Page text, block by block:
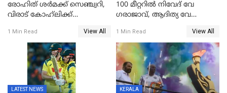
രോഹിത് ശർമക്ക് സെഞ്ച്വറി,
വിരാട് കോഹ്‍ലിക്ക്
മുൻനായകരുടെ മികവിൽ
ഓസീസിനെതിരെ ഉജ്ജ്വല
1 Min Read View All
100 മീറ്ററിൽ നിവേദ് വേ​
ഗരാജാവ്, ആദിത്യ വേ​
ബോയ്സിലും സബ്‌ജൂനിയർ
ഗേൾസിലും റെക്കോർഡോടെ
സ്വർണം, ദേവപ്രിയ 87ലെ
റെക്കോർഡ് തിരുത്തി
1 Min Read View All
LATEST NEWS KERALA